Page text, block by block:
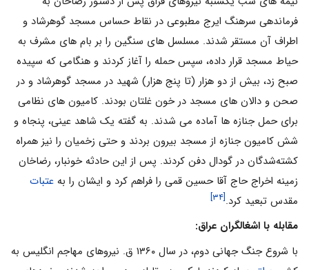
فرماندهی سرهنگ ایرج مطبوعی در نقاط حساس مسجد گوهرشاد و
اطراف آن مستقر شدند. مسلسل های سنگین را بر بام های مشرف به
حیاط مسجد قرار داده، سپس حمله را آغاز کردند و هنگامی که سپیده
صبح زد، بیش از دو هزار (تا پنج هزار) شهید در مسجد گوهرشاد و در
صحن و دالان های مسجد در خون غلتان بودند. کامیون های نظامی
برای حمل جنازه ها آماده می شدند. به گفته یک شاهد عینی، پنجاه و
شش کامیون جنازه از مسجد بیرون بردند و حتی زخمیان را نیز همراه
کشته‌شدگان در گودال دفن کردند. پس از این حادثه خونبار، رضاخان
زمینه اخراج حاج آقا حسین قمی را فراهم کرد و ایشان را به عتبات
مقدس تبعید کرد.[۳۴]
مقابله با اشغالگران عراق:
با شروع جنگ جهانی دوم، در سال ۱۳۶۰ ق. نیروهای مهاجم انگلیس به